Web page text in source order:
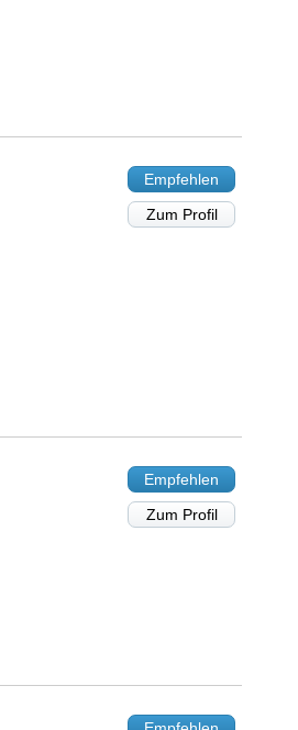
Empfehlen
Zum Profil
Empfehlen
Zum Profil